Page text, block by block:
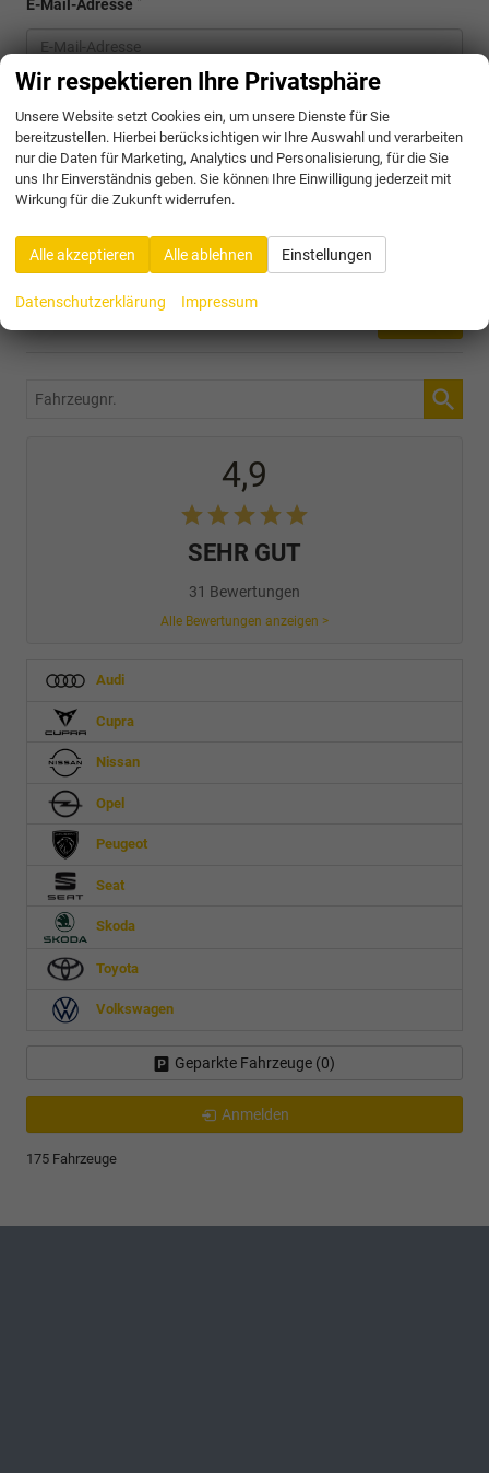
E-Mail-Adresse
Informationen und Kontaktdaten dazu verwendet, um mit mir
anlässlich meiner Kontaktaufnahme in Verbindung zu treten, in
diesem Zusammenhang zu kommunizieren und meine Anfrage
zu bearbeiten und abzuwickeln. Dies gilt insbesondere für die
Verwendung der E-Mail-Adresse und der Telefonnummer zu den
Die Datenschutzerklärung kann hier eingesehen werden.
Fahrzeugnr.
4,9
SEHR GUT
31 Bewertungen
Alle Bewertungen anzeigen >
Audi
Cupra
Nissan
Opel
Peugeot
Seat
Skoda
Toyota
Volkswagen
Geparkte Fahrzeuge (0)
Anmelden
175 Fahrzeuge
Wir respektieren Ihre Privatsphäre
Unsere Website setzt Cookies ein, um unsere Dienste für Sie
bereitzustellen. Hierbei berücksichtigen wir Ihre Auswahl und verarbeiten
nur die Daten für Marketing, Analytics und Personalisierung, für die Sie
uns Ihr Einverständnis geben. Sie können Ihre Einwilligung jederzeit mit
Wirkung für die Zukunft widerrufen.
Alle akzeptieren Alle ablehnen Einstellungen
Datenschutzerklärung Impressum